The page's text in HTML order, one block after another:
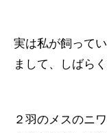
実は私が飼って
まして、しばら
２羽のメスのニ